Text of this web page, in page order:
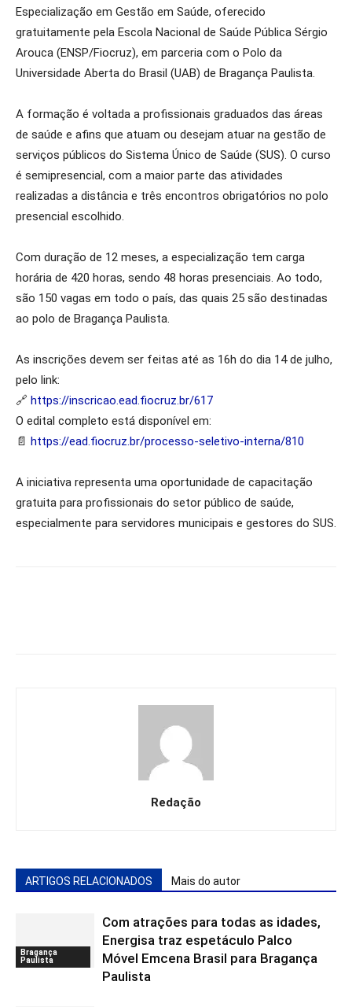
Especialização em Gestão em Saúde, oferecido
gratuitamente pela Escola Nacional de Saúde Pública Sérgio
Arouca (ENSP/Fiocruz), em parceria com o Polo da
Universidade Aberta do Brasil (UAB) de Bragança Paulista.
A formação é voltada a profissionais graduados das áreas
de saúde e afins que atuam ou desejam atuar na gestão de
serviços públicos do Sistema Único de Saúde (SUS). O curso
é semipresencial, com a maior parte das atividades
realizadas a distância e três encontros obrigatórios no polo
presencial escolhido.
Com duração de 12 meses, a especialização tem carga
horária de 420 horas, sendo 48 horas presenciais. Ao todo,
são 150 vagas em todo o país, das quais 25 são destinadas
ao polo de Bragança Paulista.
As inscrições devem ser feitas até as 16h do dia 14 de julho,
pelo link:
🔗 https://inscricao.ead.fiocruz.br/617
O edital completo está disponível em:
📄 https://ead.fiocruz.br/processo-seletivo-interna/810
A iniciativa representa uma oportunidade de capacitação
gratuita para profissionais do setor público de saúde,
especialmente para servidores municipais e gestores do SUS.
Redação
ARTIGOS RELACIONADOS Mais do autor
Bragança
Paulista
Com atrações para todas as idades,
Energisa traz espetáculo Palco
Móvel Emcena Brasil para Bragança
Paulista